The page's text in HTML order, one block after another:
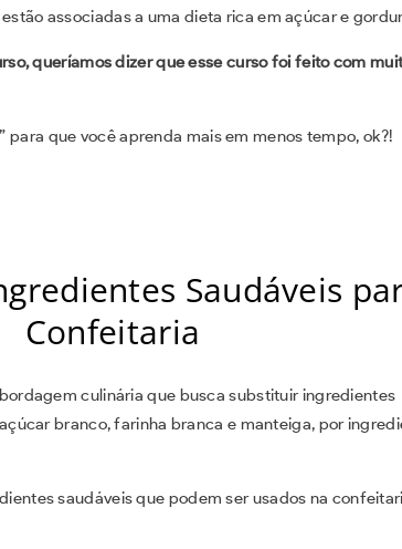
associadas a uma dieta rica em açúcar e
queríamos dizer que esse curso foi feito com
para que você aprenda mais em menos tempo, ok?!
Saudáveis
Confeitaria
culinária que busca substituir ingredientes
branco, farinha branca e manteiga, por
saudáveis que podem ser usados na